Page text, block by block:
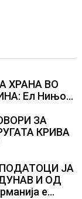
ХРАНА ВО
Ел Нињо
гладЗА
КРИВА
ЈА
И ОД
е